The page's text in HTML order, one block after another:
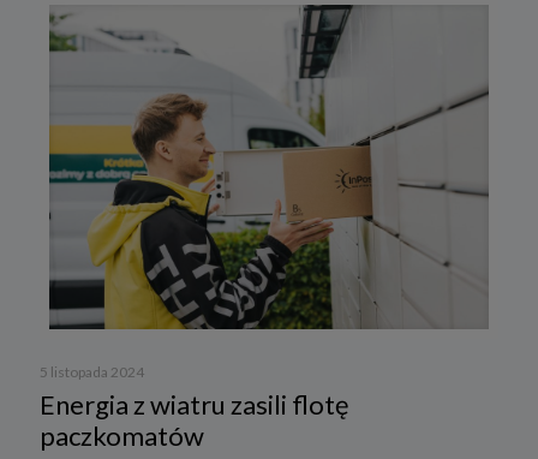
5 listopada 2024
Energia z wiatru zasili flotę
paczkomatów